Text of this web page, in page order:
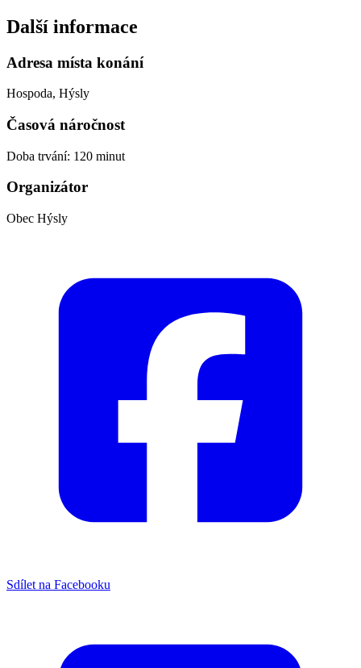
Další informace
Adresa místa konání
Hospoda, Hýsly
Časová náročnost
Doba trvání: 120 minut
Organizátor
Obec Hýsly
Sdílet na Facebooku